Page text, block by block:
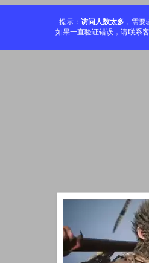
提示： 访问人数太多 ，需
如果一直验证错误，请联系
加载